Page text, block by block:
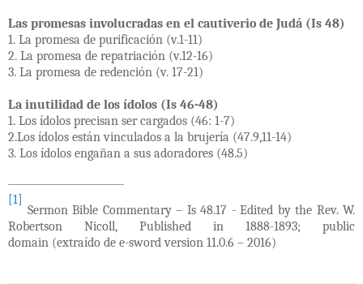
Las promesas involucradas en el cautiverio de Judá (Is 48)
1. La promesa de purificación (v.1-11)
2. La promesa de repatriación (v.12-16)
3. La promesa de redención (v. 17-21)
La inutilidad de los ídolos (Is 46-48)
1. Los ídolos precisan ser cargados (46: 1-7)
2.Los ídolos están vinculados a la brujería (47.9,11-14)
3. Los ídolos engañan a sus adoradores (48.5)
[1]
Sermon Bible Commentary – Is 48.17 - Edited by the Rev. W.
Robertson Nicoll, Published in 1888-1893; public
domain (extraído de e-sword version 11.0.6 – 2016)